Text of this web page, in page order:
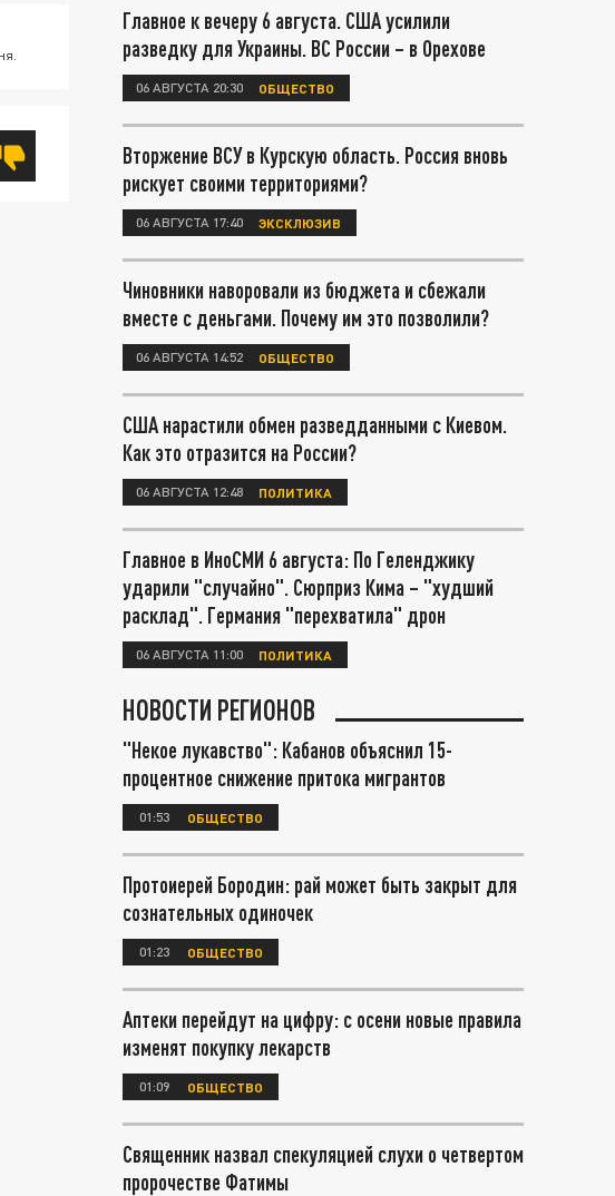
Главное к вечеру 6 августа. США усилили
разведку для Украины. ВС России – в Орехове
06 АВГУСТА 20:30 ОБЩЕСТВО
Вторжение ВСУ в Курскую область. Россия вновь
рискует своими территориями?
06 АВГУСТА 17:40 ЭКСКЛЮЗИВ
Чиновники наворовали из бюджета и сбежали
вместе с деньгами. Почему им это позволили?
06 АВГУСТА 14:52 ОБЩЕСТВО
США нарастили обмен разведданными с Киевом.
Как это отразится на России?
06 АВГУСТА 12:48 ПОЛИТИКА
Главное в ИноСМИ 6 августа: По Геленджику
ударили "случайно". Сюрприз Кима – "худший
расклад". Германия "перехватила" дрон
06 АВГУСТА 11:00 ПОЛИТИКА
НОВОСТИ РЕГИОНОВ
"Некое лукавство": Кабанов объяснил 15-
процентное снижение притока мигрантов
01:53 ОБЩЕСТВО
Протоиерей Бородин: рай может быть закрыт для
сознательных одиночек
01:23 ОБЩЕСТВО
Аптеки перейдут на цифру: с осени новые правила
изменят покупку лекарств
01:09 ОБЩЕСТВО
Священник назвал спекуляцией слухи о четвертом
пророчестве Фатимы